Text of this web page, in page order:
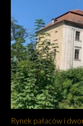
Rynek pałaców i